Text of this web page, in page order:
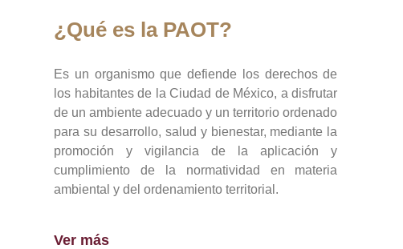
¿Qué es la PAOT?
Es un organismo que defiende los derechos de
los habitantes de la Ciudad de México, a disfrutar
de un ambiente adecuado y un territorio ordenado
para su desarrollo, salud y bienestar, mediante la
promoción y vigilancia de la aplicación y
cumplimiento de la normatividad en materia
ambiental y del ordenamiento territorial.
Ver más